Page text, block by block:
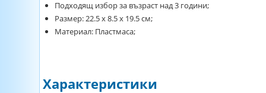
Подходящ избор за възраст над 3 години;
Размер: 22.5 х 8.5 х 19.5 см;
Материал: Пластмаса;
Характеристики